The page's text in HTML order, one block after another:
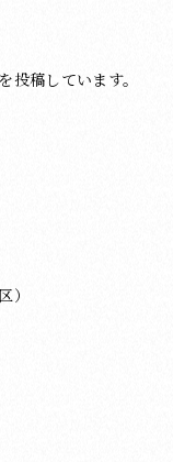
稿しています。
）